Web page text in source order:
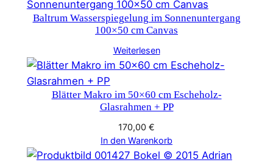
Baltrum Wasserspiegelung im Sonnenuntergang
100×50 cm Canvas
Weiterlesen
Blätter Makro im 50×60 cm Escheholz-
Glasrahmen + PP
170,00 €
In den Warenkorb